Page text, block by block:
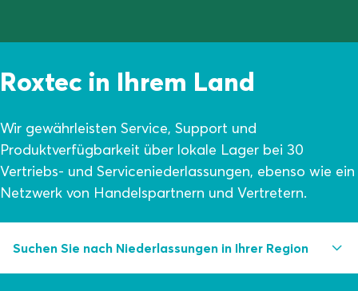
Roxtec in Ihrem Land
Wir gewährleisten Service, Support und
Produktverfügbarkeit über lokale Lager bei 30
Vertriebs- und Serviceniederlassungen, ebenso wie ein
Netzwerk von Handelspartnern und Vertretern.
Suchen Sie nach Niederlassungen in Ihrer Region